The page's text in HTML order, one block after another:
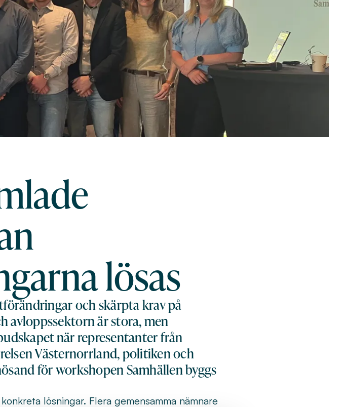
lösas
och skärpta krav på
avloppssektorn är stora, men
när representanter från
Västernorrland, politiken och
för workshopen Samhällen byggs
lösningar. Flera gemensamma nämnare